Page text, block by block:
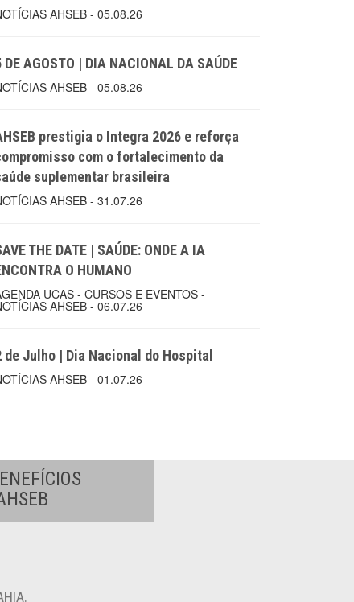
AHSEB - 05.08.26
DE AGOSTO | DIA NACIONAL DA SAÚDE
AHSEB - 05.08.26
prestigia o Integra 2026 e reforça
com o fortalecimento da
suplementar brasileira
AHSEB - 31.07.26
THE DATE | SAÚDE: ONDE A IA
O HUMANO
UCAS - CURSOS E EVENTOS -
AHSEB - 06.07.26
de Julho | Dia Nacional do Hospital
AHSEB - 01.07.26